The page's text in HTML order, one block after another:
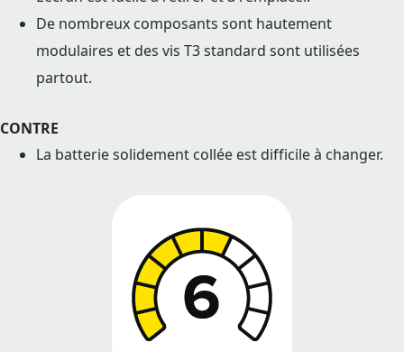
De nombreux composants sont hautement
modulaires et des vis T3 standard sont utilisées
partout.
CONTRE
La batterie solidement collée est difficile à changer.